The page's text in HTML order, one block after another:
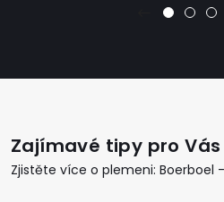
Zajímavé tipy pro Vás
Zjistěte více o plemeni: Boerboel